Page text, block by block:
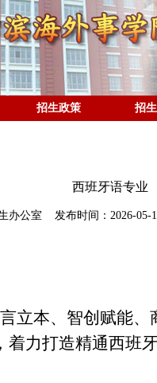
招生政策 招
西班牙语专业
办公室 发布时间：2026-05-
立本、智创赋能、
着力打造精通西班